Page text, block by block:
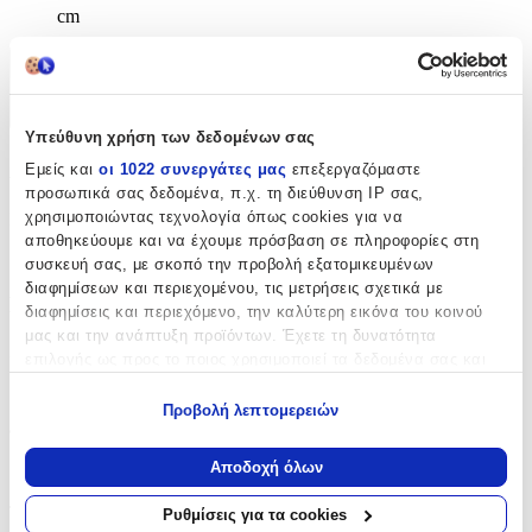
Υπεύθυνη χρήση των δεδομένων σας
Εμείς και οι 1022 συνεργάτες μας επεξεργαζόμαστε
προσωπικά σας δεδομένα, π.χ. τη διεύθυνση IP σας,
χρησιμοποιώντας τεχνολογία όπως cookies για να
αποθηκεύουμε και να έχουμε πρόσβαση σε πληροφορίες στη
συσκευή σας, με σκοπό την προβολή εξατομικευμένων
διαφημίσεων και περιεχομένου, τις μετρήσεις σχετικά με
διαφημίσεις και περιεχόμενο, την καλύτερη εικόνα του κοινού
μας και την ανάπτυξη προϊόντων. Έχετε τη δυνατότητα
Να συλλέξουμε πληροφορίες σχετικά με τη γεωγραφική
σας τοποθεσία, οι οποίες μπορεί να είναι ακριβείς σε
απόσταση μερικών μέτρων
Προβολή λεπτομερειών
Αποδοχή όλων
Ρυθμίσεις για τα cookies
cm
Χαρακτηριστικά
Χαρακτηριστικά
Κατασκευαστής:
OEM
Βασικά Χαρακτηριστικά
Χρώμα